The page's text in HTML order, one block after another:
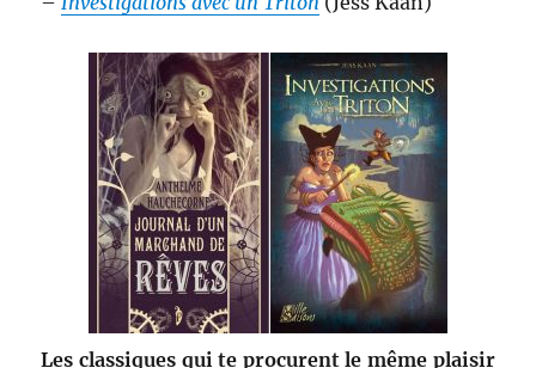
Les classiques qui te procurent le même plaisir